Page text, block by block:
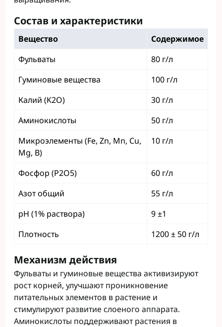
Состав и характеристики
Вещество
Содержимое
Фульваты
80 г/л
Гуминовые вещества
100 г/л
Калий (K2O)
30 г/л
Аминокислоты
50 г/л
Микроэлементы (Fe, Zn, Mn, Cu,
Mg, B)
10 г/л
Фосфор (P2O5)
60 г/л
Азот общий
55 г/л
pH (1% раствора)
9 ±1
Плотность
1200 ± 50 г/л
Механизм действия
Фульваты и гуминовые вещества активизируют
рост корней, улучшают проникновение
питательных элементов в растение и
стимулируют развитие слоеного аппарата.
Аминокислоты поддерживают растения в